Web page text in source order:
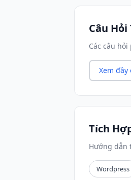
Câu
Các câu
Xem đầy
Tích
Hướng dẫn
Wordpress